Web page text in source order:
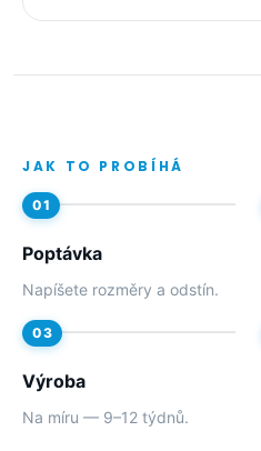
JAK TO PROBÍHÁ
Poptávka
Napíšete rozměry a odstín.
Výroba
Na míru — 9–12 týdnů.